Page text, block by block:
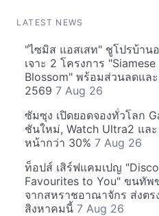
LATEST NEWS
"ไซมิส แอสเสท" ชูโปรบ้า
เจาะ 2 โครงการ
Blossom" พร้อมส่วนลดแล
2569 7 Aug 26
ซัมซุง เปิดยอดจองทั่วโลก
ชันใหม่, Watch Ultra2 แล
หน้ากว่า 30% 7 Aug 26
ท็อปส์ เสิร์ฟแคมเปญ
Favourites to You" ขนทัพ
จากสหราชอาณาจักร ส่งต
สิงหาคมนี้ 7 Aug 26